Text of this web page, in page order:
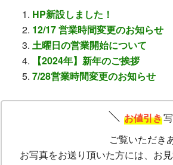
HP新設しました！
12/17 営業時間変更のお知らせ
土曜日の営業開始について
【2024年】新年のご挨拶
7/28営業時間変更のお知らせ
お値引き
ご覧いただき
お写真をお送り頂いた方には、お